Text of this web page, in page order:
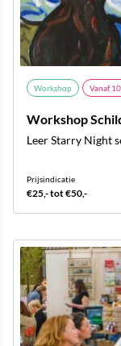
Workshop Vanaf10
Workshop
Leer Starry Night
Prijsindicatie
€25,- tot €50,-